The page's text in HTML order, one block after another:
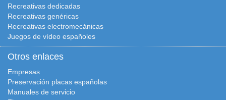
Recreativas dedicadas
Recreativas genéricas
Recreativas electromecánicas
Juegos de vídeo españoles
Otros enlaces
Empresas
Preservación placas españolas
Manuales de servicio